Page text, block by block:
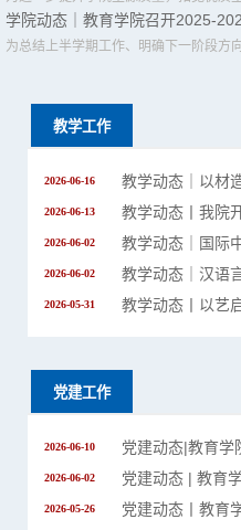
教学工作
2026-06-16
2026-06-13 教学动态丨我院
2026-06-02
2026-06-02
2026-05-31
党建工作
2026-06-10
2026-06-02
2026-05-26